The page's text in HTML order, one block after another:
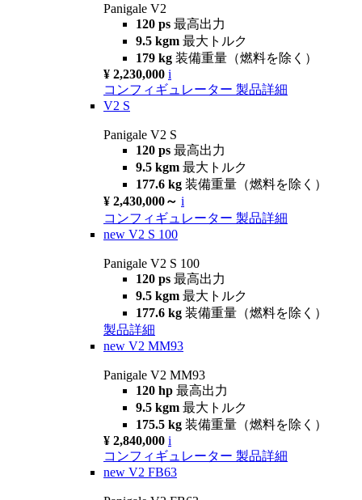
Panigale V2
120 ps 最高出力
9.5 kgm 最大トルク
179 kg 装備重量（燃料を除く）
¥ 2,230,000 i
コンフィギュレーター 製品詳細
V2 S
Panigale V2 S
120 ps 最高出力
9.5 kgm 最大トルク
177.6 kg 装備重量（燃料を除く）
¥ 2,430,000～ i
コンフィギュレーター 製品詳細
new V2 S 100
Panigale V2 S 100
120 ps 最高出力
9.5 kgm 最大トルク
177.6 kg 装備重量（燃料を除く）
製品詳細
new V2 MM93
Panigale V2 MM93
120 hp 最高出力
9.5 kgm 最大トルク
175.5 kg 装備重量（燃料を除く）
¥ 2,840,000 i
コンフィギュレーター 製品詳細
new V2 FB63